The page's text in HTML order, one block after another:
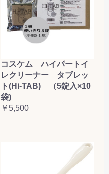
コスケム ハイパートイ
レクリーナー タブレッ
ト(Hi-TAB) （5錠入×10
袋)
￥5,500